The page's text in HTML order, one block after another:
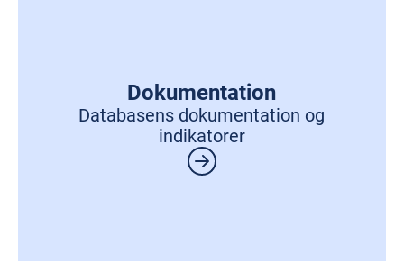
Dokumentation
Databasens dokumentation og
indikatorer